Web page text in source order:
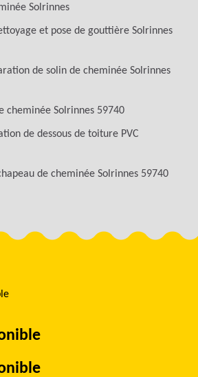
Solrinnes
et pose de gouttière Solrinnes
de solin de cheminée Solrinnes
cheminée Solrinnes 59740
de dessous de toiture PVC
de cheminée Solrinnes 59740